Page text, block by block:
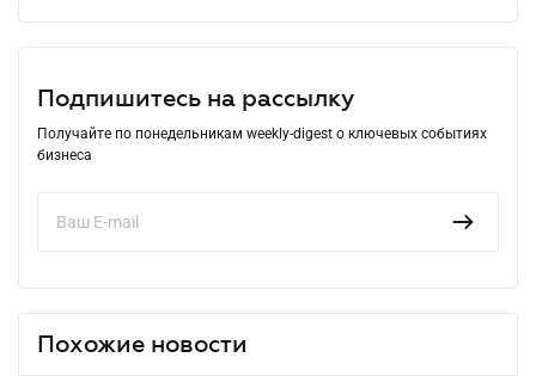
Подпишитесь на рассылку
Получайте по понедельникам weekly-digest о ключевых событиях
бизнеса
Похожие новости